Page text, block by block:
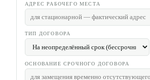
АДРЕС РАБОЧЕГО МЕСТА
ТИП ДОГОВОРА
ОСНОВАНИЕ СРОЧНОГО ДОГОВОРА